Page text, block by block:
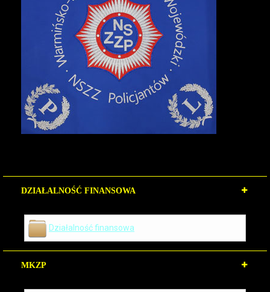
DZIAŁALNOŚĆ FINANSOWA
Działalność finansowa
MKZP